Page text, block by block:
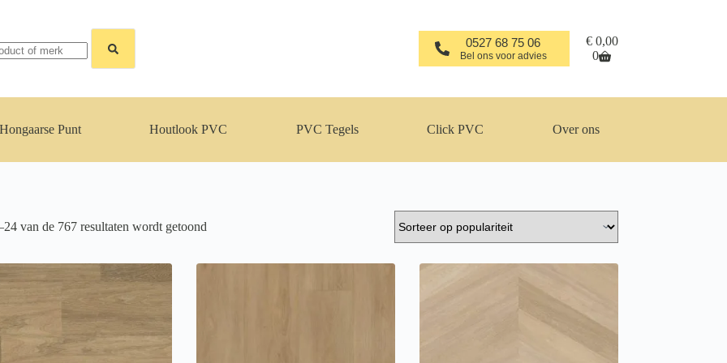
0527 68 75 06
Bel ons voor advies
Winkelwagen
€0,00
0
Hongaarse Punt Houtlook PVC PVC Tegels Click PVC Over ons
van de 767 resultaten wordt getoondGesorteerd